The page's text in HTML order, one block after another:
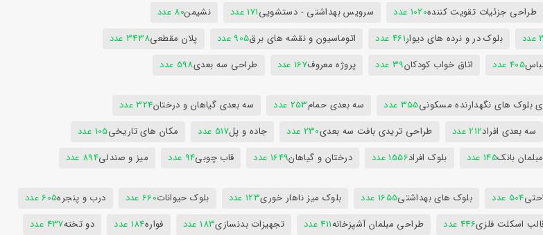
طراحی جزئیات تقویت کننده1020 عدد سرویس بهداشتی - دستشویی171 عدد نشیمن80 عدد
بلوک در و نرده های دیوار461 عدد اتوماسیون و نقشه های برق905 عدد پلان مقطعی3438 عدد
405 عدد اتاق خواب کودکان39 عدد پروژه معروف167 عدد طراحی سه بعدی598 عدد
بلوک های نگهدارنده مسکونی355 عدد سه بعدی حمام253 عدد سه بعدی گیاهان و درختان324 عدد
سه بعدی افراد212 عدد طراحی تریدی بافت سه بعدی230 عدد جاده و پل517 عدد مکان های تاریخی105 عدد
بانک145 عدد بلوک افراد1556 عدد درختان و گیاهان1649 عدد قاب چوبی94 عدد میز و صندلی894 عدد
504 عدد بلوک های بهداشتی1655 عدد بلوک میز ناهار خوری123 عدد بلوک حیوانات660 عدد درب و پنجره605 عدد
اسکلت فلزی446 عدد طراحی مبلمان آشپزخانه411 عدد تجهیزات بدنسازی183 عدد فواره184 عدد دو تخته437 عدد